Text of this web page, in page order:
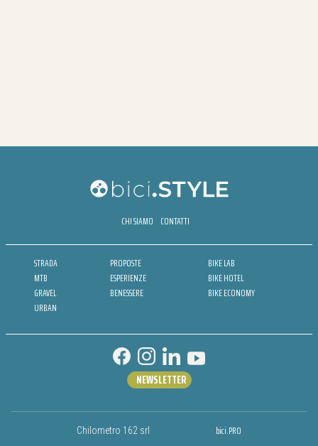
CHI SIAMO CONTATTI
STRADA
MTB
GRAVEL
URBAN
PROPOSTE
ESPERIENZE
BENESSERE
BIKE LAB
BIKE HOTEL
BIKE ECONOMY
Chilometro 162 srl bici.PRO
NEWSLETTER